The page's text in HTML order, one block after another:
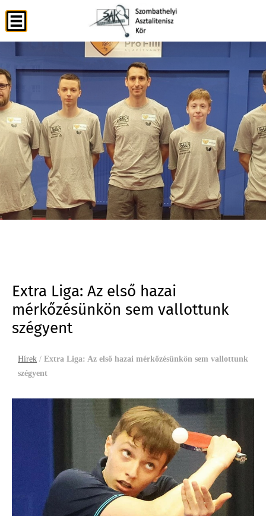
Extra Liga: Az első hazai
mérkőzésünkön sem vallottunk
szégyent
Hírek / Extra Liga: Az első hazai mérkőzésünkön sem vallottunk
szégyent